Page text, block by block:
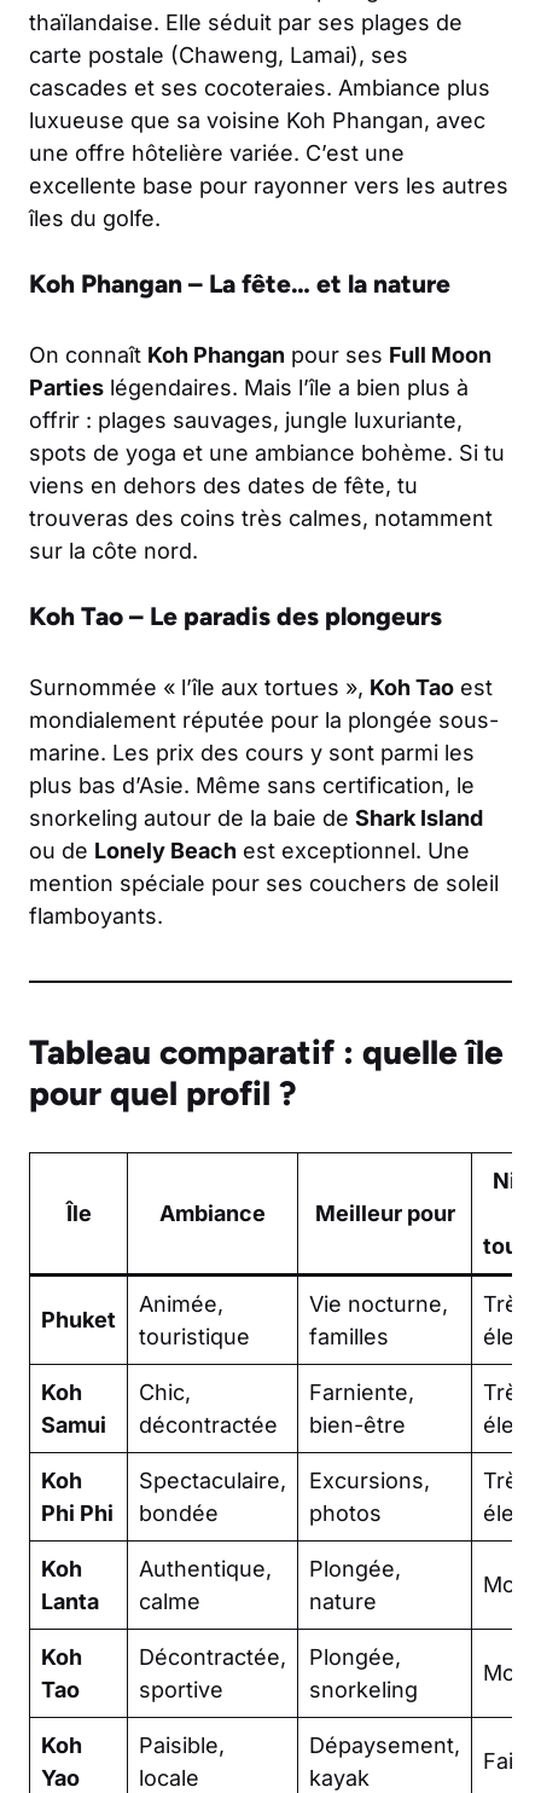
thaïlandaise. Elle séduit par ses plages de
carte postale (Chaweng, Lamai), ses
cascades et ses cocoteraies. Ambiance plus
luxueuse que sa voisine Koh Phangan, avec
une offre hôtelière variée. C’est une
excellente base pour rayonner vers les autres
îles du golfe.
Koh Phangan – La fête… et la nature
On connaît Koh Phangan pour ses Full Moon
Parties légendaires. Mais l’île a bien plus à
offrir : plages sauvages, jungle luxuriante,
spots de yoga et une ambiance bohème. Si tu
viens en dehors des dates de fête, tu
trouveras des coins très calmes, notamment
sur la côte nord.
Koh Tao – Le paradis des plongeurs
Surnommée « l’île aux tortues », Koh Tao est
mondialement réputée pour la plongée sous-
marine. Les prix des cours y sont parmi les
plus bas d’Asie. Même sans certification, le
snorkeling autour de la baie de Shark Island
ou de Lonely Beach est exceptionnel. Une
mention spéciale pour ses couchers de soleil
flamboyants.
Tableau comparatif : quelle île
pour quel profil ?
Île Ambiance Meilleur pour
Phuket
Animée,
touristique
Vie nocturne,
familles
Très
élevé
Koh
Samui
Chic,
décontractée
Farniente,
bien-être
Très
élevé
Koh
Phi Phi
Spectaculaire,
bondée
Excursions,
photos
Très
élevé
Koh
Lanta
Authentique,
calme
Plongée,
nature
Koh
Tao
Décontractée,
sportive
Plongée,
snorkeling
Koh
Yao
Paisible,
locale
Dépaysement,
kayak